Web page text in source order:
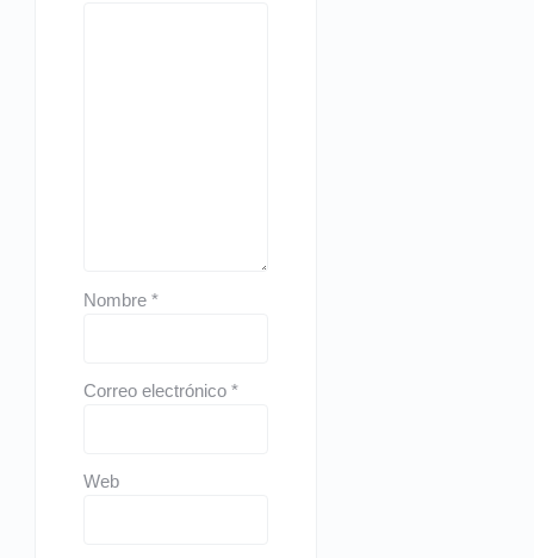
Nombre*
Correo electrónico*
Web